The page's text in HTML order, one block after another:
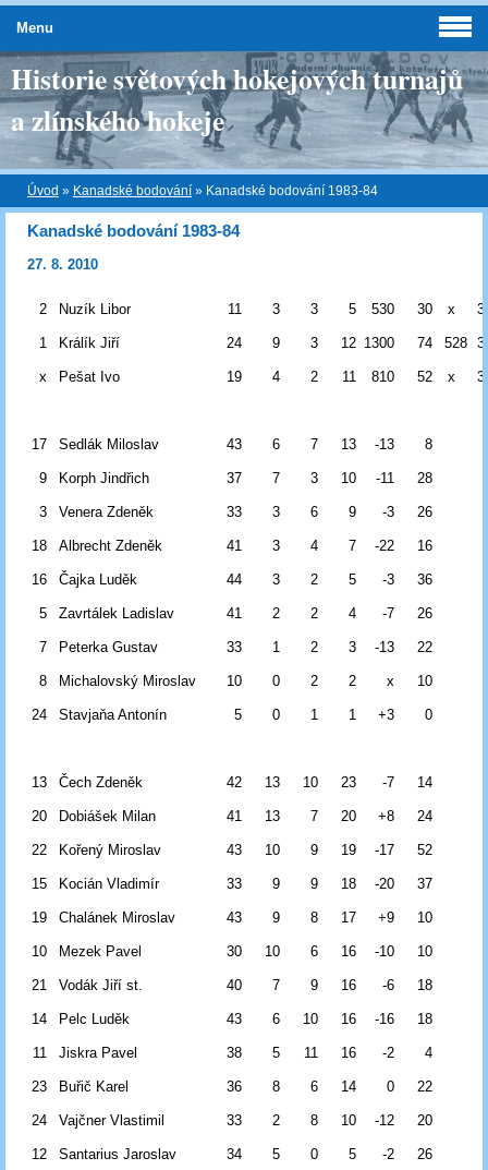
Historie světových hokejových turnajů
a zlínského hokeje
Úvod » Kanadské bodování » Kanadské bodování 1983-84
Kanadské bodování 1983-84
27. 8. 2010
2 Nuzík Libor 11 3 3 5 530 30 x
1 Králík Jiří 24 9 3 12 1300 74 528
x Pešat Ivo 19 4 2 11 810 52 x
17 Sedlák Miloslav 43 6 7 13 -13 8
9 Korph Jindřich 37 7 3 10 -11 28
3 Venera Zdeněk 33 3 6 9 -3 26
18 Albrecht Zdeněk 41 3 4 7 -22 16
16 Čajka Luděk 44 3 2 5 -3 36
5 Zavrtálek Ladislav 41 2 2 4 -7 26
7 Peterka Gustav 33 1 2 3 -13 22
8 Michalovský Miroslav 10 0 2 2 x 10
24 Stavjaňa Antonín 5 0 1 1 +3 0
13 Čech Zdeněk 42 13 10 23 -7 14
20 Dobiášek Milan 41 13 7 20 +8 24
22 Kořený Miroslav 43 10 9 19 -17 52
15 Kocián Vladimír 33 9 9 18 -20 37
19 Chalánek Miroslav 43 9 8 17 +9 10
10 Mezek Pavel 30 10 6 16 -10 10
21 Vodák Jiří st. 40 7 9 16 -6 18
14 Pelc Luděk 43 6 10 16 -16 18
11 Jiskra Pavel 38 5 11 16 -2 4
23 Buřič Karel 36 8 6 14 0 22
24 Vajčner Vlastimil 33 2 8 10 -12 20
12 Santarius Jaroslav 34 5 0 5 -2 26
Menu